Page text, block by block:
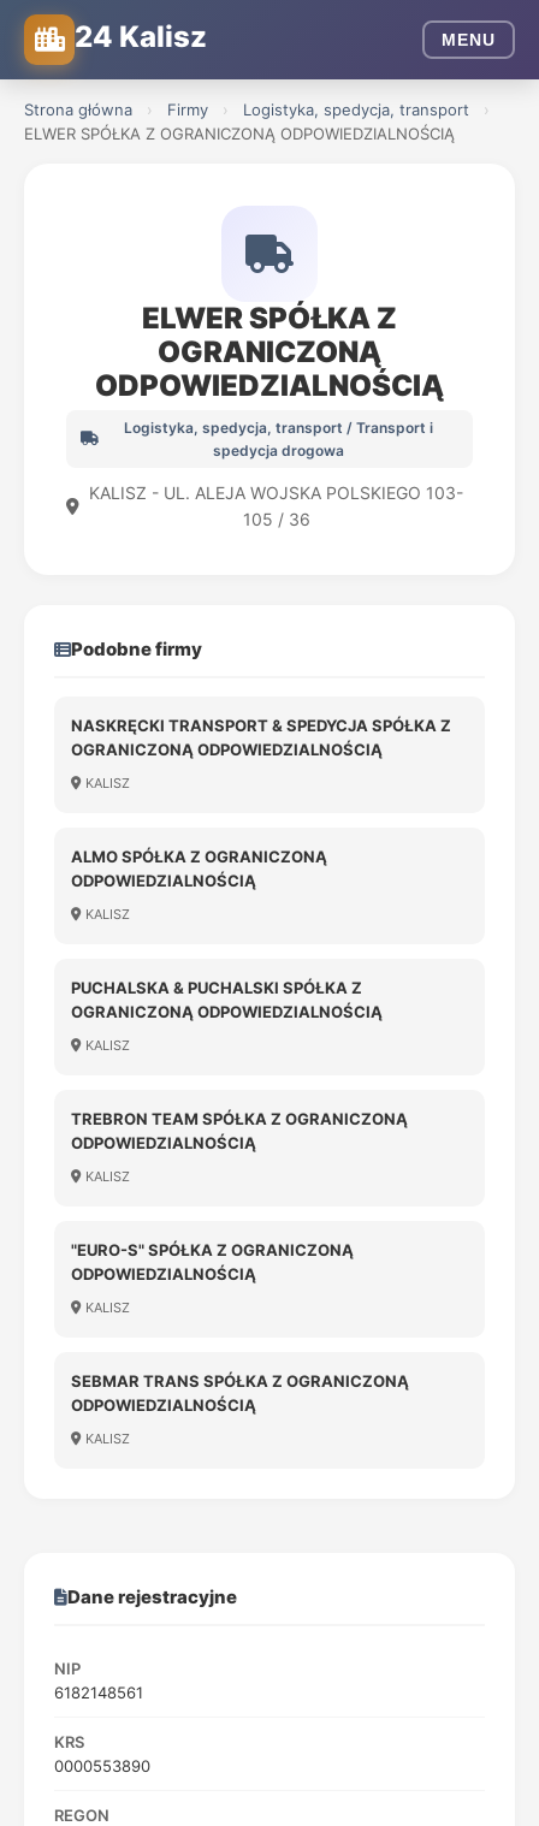
24 Kalisz MENU
Strona główna › Firmy › Logistyka, spedycja, transport
›
ELWER SPÓŁKA Z OGRANICZONĄ ODPOWIEDZIALNOŚCIĄ
ELWER SPÓŁKA Z
OGRANICZONĄ
ODPOWIEDZIALNOŚCIĄ
Logistyka, spedycja, transport / Transport i
spedycja drogowa
KALISZ - UL. ALEJA WOJSKA POLSKIEGO 103-
105 / 36
Podobne firmy
NASKRĘCKI TRANSPORT & SPEDYCJA SPÓŁKA Z
OGRANICZONĄ ODPOWIEDZIALNOŚCIĄ
KALISZ
ALMO SPÓŁKA Z OGRANICZONĄ
ODPOWIEDZIALNOŚCIĄ
KALISZ
PUCHALSKA & PUCHALSKI SPÓŁKA Z
OGRANICZONĄ ODPOWIEDZIALNOŚCIĄ
KALISZ
TREBRON TEAM SPÓŁKA Z OGRANICZONĄ
ODPOWIEDZIALNOŚCIĄ
KALISZ
"EURO-S" SPÓŁKA Z OGRANICZONĄ
ODPOWIEDZIALNOŚCIĄ
KALISZ
SEBMAR TRANS SPÓŁKA Z OGRANICZONĄ
ODPOWIEDZIALNOŚCIĄ
KALISZ
Dane rejestracyjne
NIP
6182148561
KRS
0000553890
REGON